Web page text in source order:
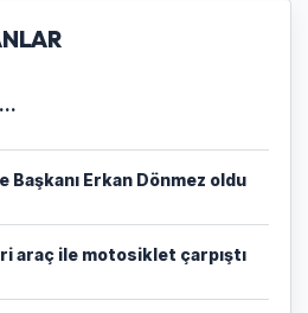
Başkanı Erkan Dönmez oldu
araç ile motosiklet çarpıştı